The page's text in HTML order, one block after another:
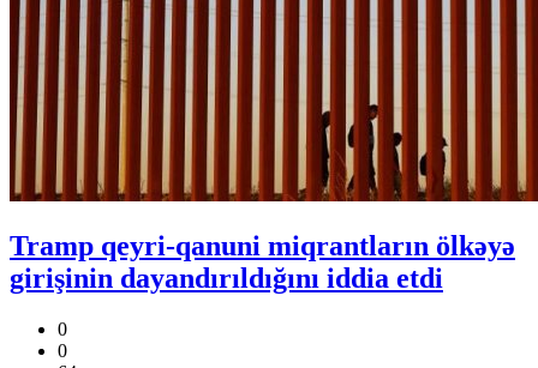
Tramp qeyri-qanuni miqrantların ölkəyə
girişinin dayandırıldığını iddia etdi
0
0